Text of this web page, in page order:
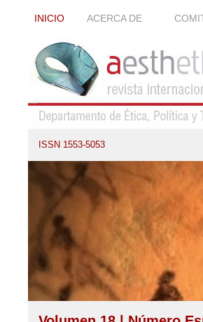
INICIO ACERCA DE
ISSN 1553-5053